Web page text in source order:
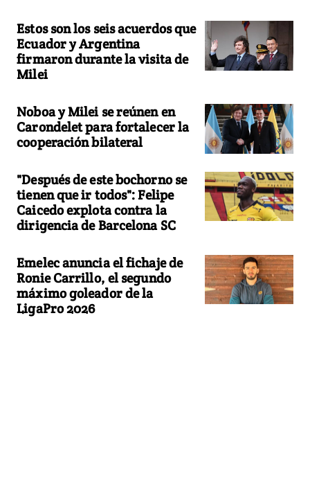
Estos son los seis acuerdos que
Ecuador y Argentina
firmaron durante la visita de
Milei
Noboa y Milei se reúnen en
Carondelet para fortalecer la
cooperación bilateral
"Después de este bochorno se
tienen que ir todos": Felipe
Caicedo explota contra la
dirigencia de Barcelona SC
Emelec anuncia el fichaje de
Ronie Carrillo, el segundo
máximo goleador de la
LigaPro 2026